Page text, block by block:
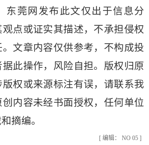
莞网发布此文仅出于信息分
点或证实其描述，不承担侵权
文章内容仅供参考，不构成投
此操作，风险自担。版权归原
权或来源标注有误，请联系我
内容未经书面授权，任何单位
摘编。
[ 编辑： NO 05 ]